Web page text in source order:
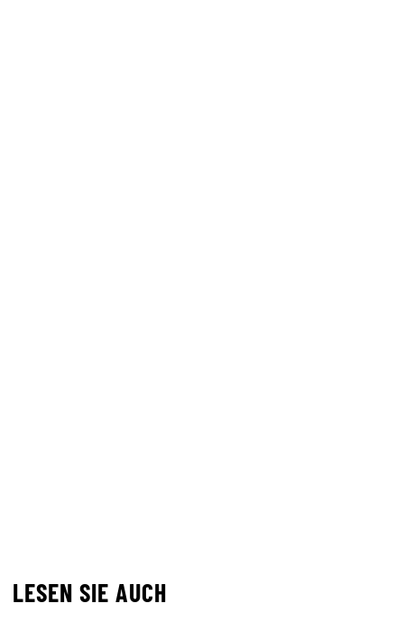
LESEN SIE AUCH